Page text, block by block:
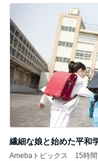
繊細な娘と始めた平和
Amebaトピックス 15時